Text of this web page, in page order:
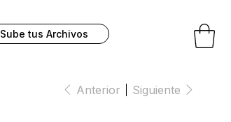
Sube tus Archivos
Anterior Siguiente